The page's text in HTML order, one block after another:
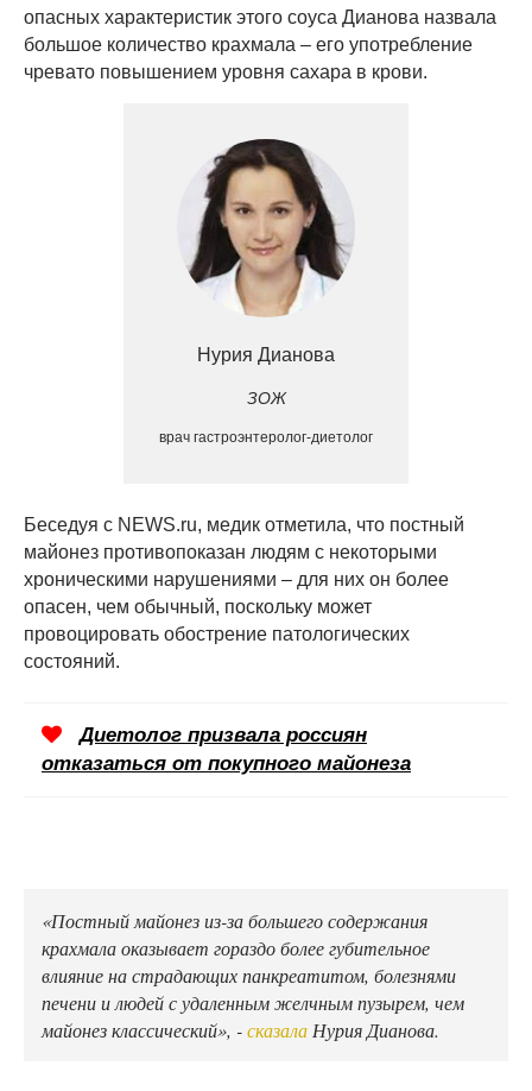
опасных характеристик этого соуса Дианова назвала
большое количество крахмала – его употребление
чревато повышением уровня сахара в крови.
Нурия Дианова
ЗОЖ
врач гастроэнтеролог-диетолог
Беседуя с NEWS.ru, медик отметила, что постный
майонез противопоказан людям с некоторыми
хроническими нарушениями – для них он более
опасен, чем обычный, поскольку может
провоцировать обострение патологических
состояний.
Диетолог призвала россиян
отказаться от покупного майонеза
«Постный майонез из-за большего содержания
крахмала оказывает гораздо более губительное
влияние на страдающих панкреатитом, болезнями
печени и людей с удаленным желчным пузырем, чем
майонез классический», -сказала Нурия Дианова.